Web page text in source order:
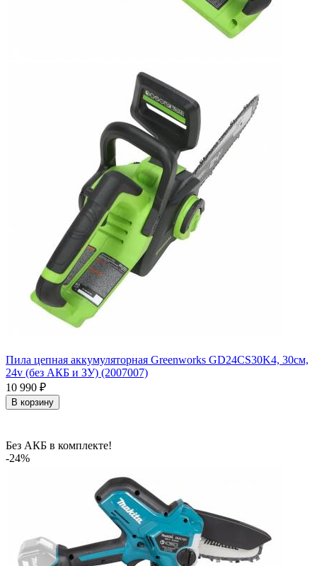
Пила цепная аккумуляторная Greenworks GD24CS30K4, 30см,
24v (без АКБ и ЗУ) (2007007)
10 990 ₽
В корзину
Без АКБ в комплекте!
-24%